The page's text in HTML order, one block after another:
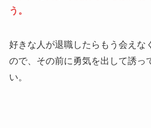
う。
好きな人が退職したらもう会えな
ので、その前に勇気を出して誘っ
い。